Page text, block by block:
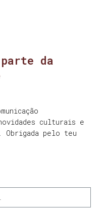
da
culturais e
Obrigada pelo teu